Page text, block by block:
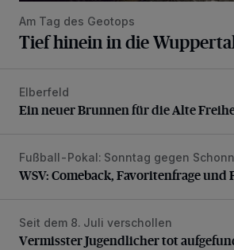
Am Tag des Geotops
Tief hinein in die
Ein neuer Brunnen für die Alte Freiheit
Elberfeld
Ein neuer Brunnen für die Alte
WSV: Comeback, Favoritenfrage und
Fußball-Pokal: Sonntag gegen
WSV: Comeback, Favoritenfrage und
Vermisster Jugendlicher tot
Seit dem 8. Juli verschollen
Vermisster Jugendlicher tot